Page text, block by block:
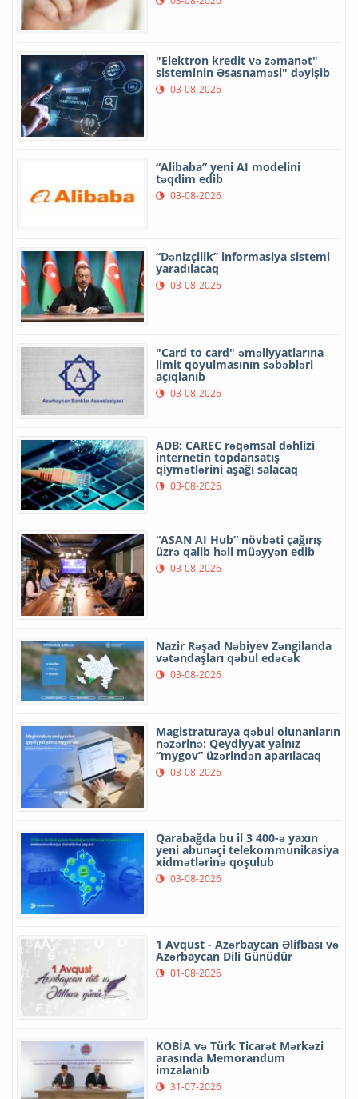
"Elektron kredit və zəmanət"
sisteminin Əsasnaməsi" dəyişib
03-08-2026
“Alibaba” yeni AI modelini
təqdim edib
03-08-2026
“Dənizçilik” informasiya sistemi
yaradılacaq
03-08-2026
"Card to card" əməliyyatlarına
limit qoyulmasının səbəbləri
açıqlanıb
03-08-2026
ADB: CAREC rəqəmsal dəhlizi
internetin topdansatış
qiymətlərini aşağı salacaq
03-08-2026
“ASAN AI Hub” növbəti çağırış
üzrə qalib həll müəyyən edib
03-08-2026
Nazir Rəşad Nəbiyev Zəngilanda
vətəndaşları qəbul edəcək
03-08-2026
Magistraturaya qəbul olunanların
nəzərinə: Qeydiyyat yalnız
“mygov” üzərindən aparılacaq
03-08-2026
Qarabağda bu il 3 400-ə yaxın
yeni abunəçi telekommunikasiya
xidmətlərinə qoşulub
03-08-2026
1 Avqust - Azərbaycan Əlifbası və
Azərbaycan Dili Günüdür
01-08-2026
KOBİA və Türk Ticarət Mərkəzi
arasında Memorandum
imzalanıb
31-07-2026